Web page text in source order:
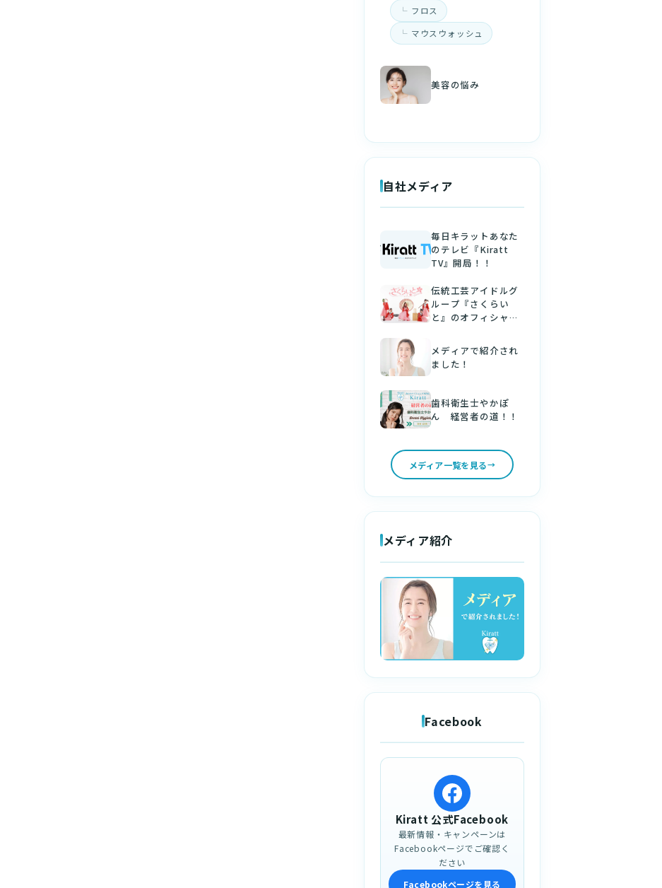
フロス
マウスウォッシュ
美容の悩み
自社メディア
毎日キラットあなた
のテレビ『Kiratt
TV』開局！！
伝統工芸アイドルグ
ループ『さくらい
と』のオフィシャル
した！
メディアで紹介され
ました！
歯科衛生士やかぽ
ん 経営者の道！！
メディア一覧を見る
メディア紹介
Facebook
Kiratt 公式Facebook
最新情報・キャンペーンは
Facebookページでご確認く
ださい
Facebookページを見る